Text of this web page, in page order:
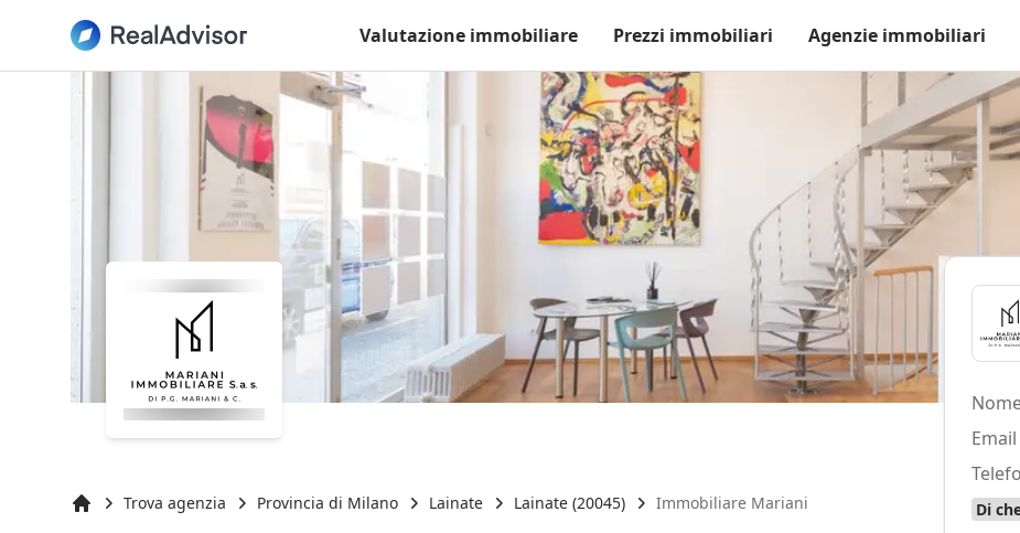
Valutazione immobiliare Prezzi immobiliari Agenzie immobiliari
Trova agenzia Provincia di Milano Lainate Lainate (20045) Immobiliare Mariani